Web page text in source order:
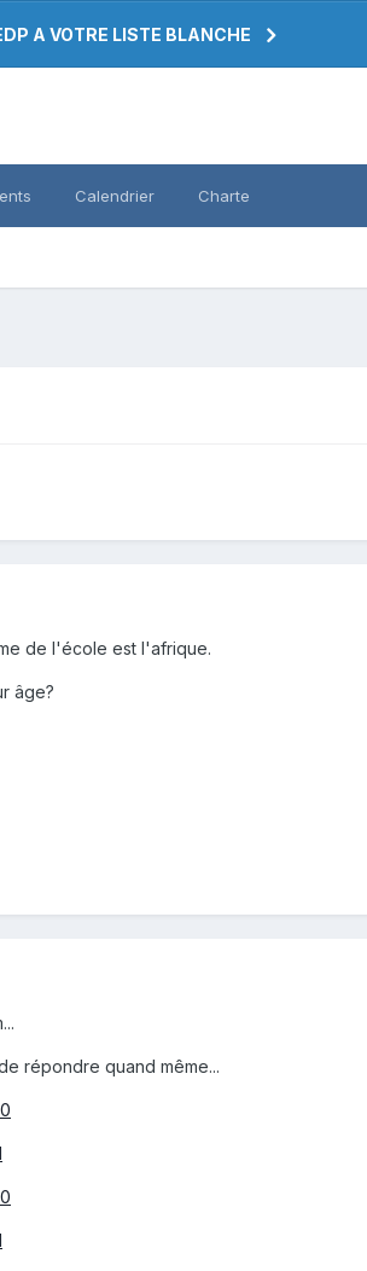
A VOTRE LISTE BLANCHE
Calendrier Charte
de l'école est l'afrique.
âge?
répondre quand même...